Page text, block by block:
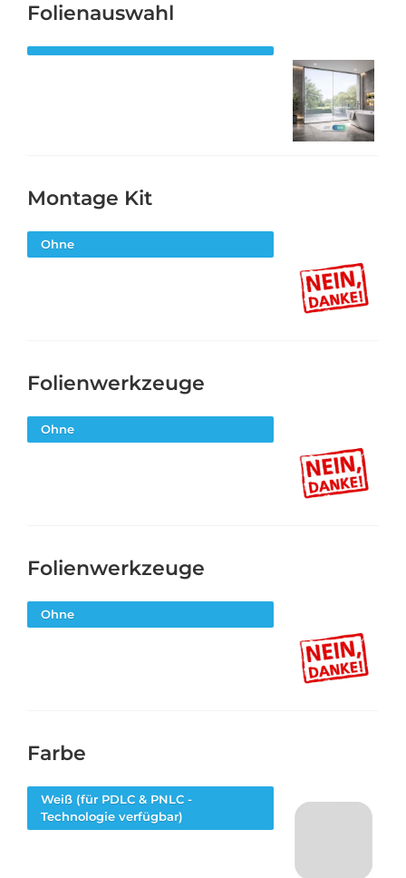
Folienauswahl
Montage Kit
Ohne
Folienwerkzeuge
Ohne
Folienwerkzeuge
Ohne
Farbe
Weiß (für PDLC & PNLC -
Technologie verfügbar)